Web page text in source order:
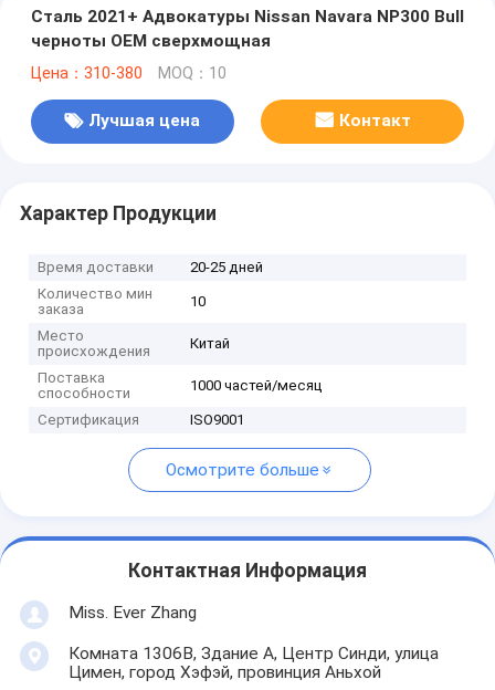
Сталь 2021+ Адвокатуры Nissan Navara NP300 Bull
черноты OEM сверхмощная
Цена：310-380 MOQ：10
Лучшая цена Контакт
Характер Продукции
Время доставки
20-25 дней
Количество мин
заказа
10
Место
происхождения
Китай
Поставка
способности
1000 частей/месяц
Сертификация ISO9001
Осмотрите больше
Контактная Информация
Miss. Ever Zhang
Комната 1306B, Здание A, Центр Синди, улица
Цимен, город Хэфэй, провинция Аньхой